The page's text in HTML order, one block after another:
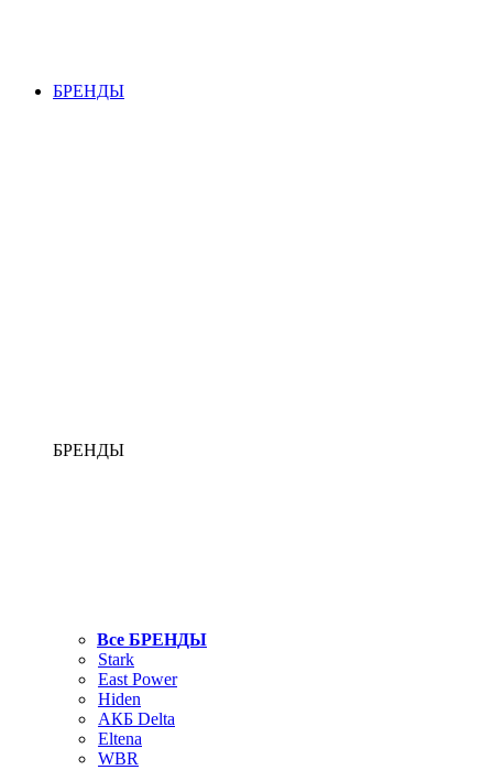
БРЕНДЫ
БРЕНДЫ
Все БРЕНДЫ
Stark
East Power
Hiden
АКБ Delta
Eltena
WBR